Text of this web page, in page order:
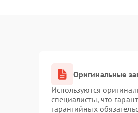
Оригинальные
Используются
специалисты, что
гарантийных